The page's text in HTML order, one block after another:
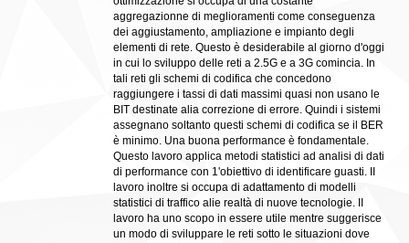
aggregazionne di meglioramenti come conseguenza
dei aggiustamento, ampliazione e impianto degli
elementi di rete. Questo è desiderabile al giorno d'oggi
in cui lo sviluppo delle reti a 2.5G e a 3G comincia. In
tali reti gli schemi di codifica che concedono
raggiungere i tassi di dati massimi quasi non usano le
BIT destinate alia correzione di errore. Quindi i sistemi
assegnano soltanto questi schemi di codifica se il BER
è minimo. Una buona performance è fondamentale.
Questo lavoro applica metodi statistici ad analisi di dati
di performance con 1'obiettivo di identificare guasti. II
lavoro inoltre si occupa di adattamento di modelli
statistici di traffico alie realtà di nuove tecnologie. II
lavoro ha uno scopo in essere utile mentre suggerisce
un modo di sviluppare le reti sotto le situazioni dove